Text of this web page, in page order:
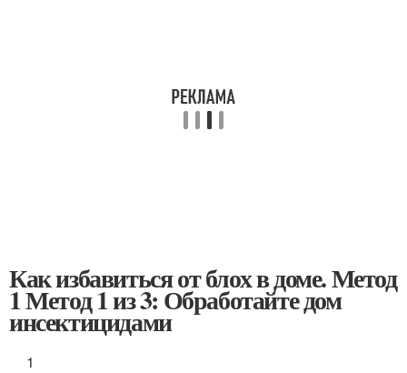
Как избавиться от блох в доме. Метод
1 Метод 1 из 3: Обработайте дом
инсектицидами
1